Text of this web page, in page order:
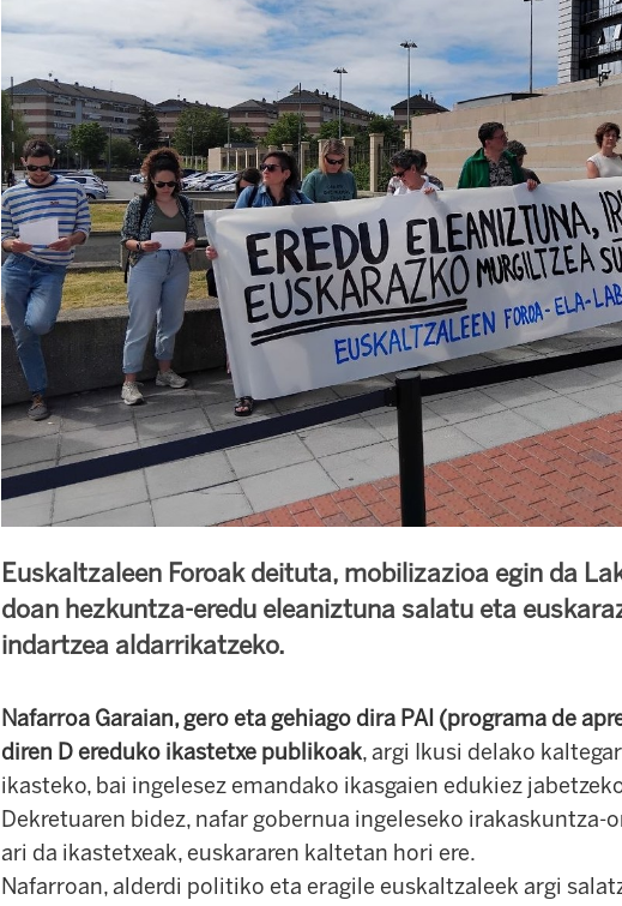
Euskaltzaleen Foroak deituta, mobilizazioa egin da
doan hezkuntza-eredu eleaniztuna salatu eta
indartzea aldarrikatzeko.
Nafarroa Garaian, gero eta gehiago dira PAI (programa de
diren D ereduko ikastetxe publikoak, argi
Ikusi delako
ikasteko, bai ingelesez emandako ikasgaien edukiez
Dekretuaren bidez, nafar gobernua ingeleseko irakaskuntza-
ari da ikastetxeak, euskararen kaltetan hori ere.
Nafarroan, alderdi politiko eta eragile euskaltzaleek argi